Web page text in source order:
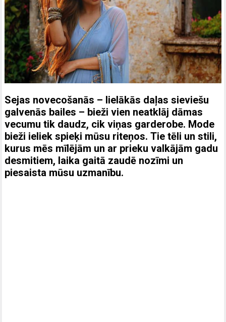
Sejas novecošanās – lielākās daļas sieviešu
galvenās bailes – bieži vien neatklāj dāmas
vecumu tik daudz, cik viņas garderobe. Mode
bieži ieliek spieķi mūsu riteņos. Tie tēli un stili,
kurus mēs mīlējām un ar prieku valkājām gadu
desmitiem, laika gaitā zaudē nozīmi un
piesaista mūsu uzmanību.